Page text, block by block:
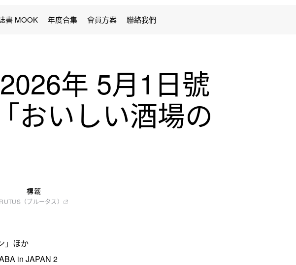
書 MOOK 年度合集 會員方案 聯絡我們
年 5月1日號
おいしい酒場の
標籤
（ブルータス）
」ほか
in JAPAN 2